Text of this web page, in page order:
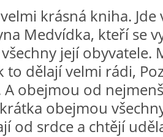
krásná kniha. Jde
Medvídka, kteří se
její obyvatele.
dělají velmi rádi,
obejmou od
obejmou
od srdce a chtějí